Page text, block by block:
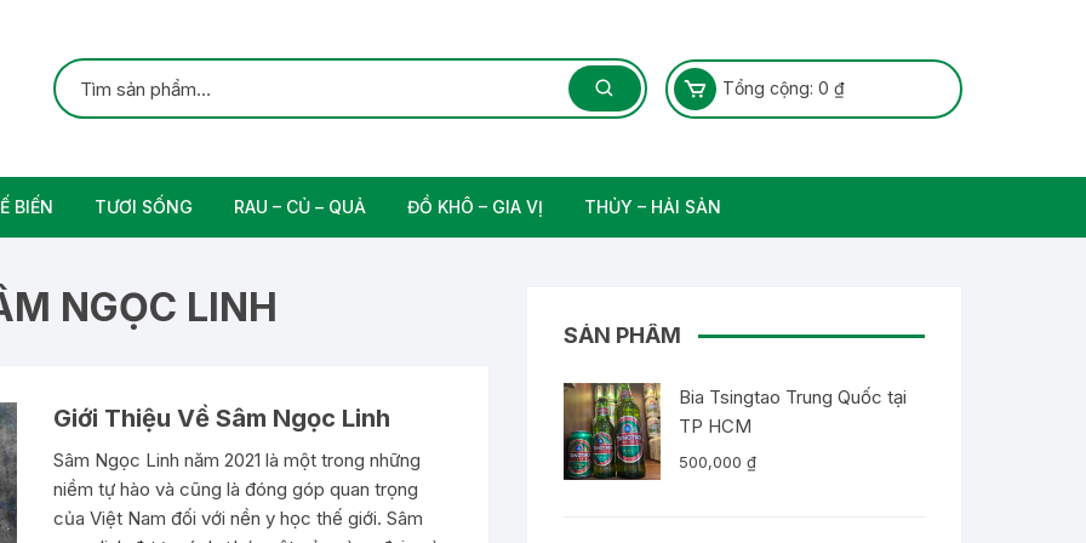
Tổng cộng: 0 ₫
BIẾN TƯƠI SỐNG
Thịt bò tươi sạch
RAU – CỦ – QUẢ ĐỒ KHÔ – GIA VỊ THỦY – HẢI SẢN
NGỌC LINH
Giới Thiệu Về Sâm Ngọc Linh
Sâm Ngọc Linh năm 2021 là một trong những
niềm tự hào và cũng là đóng góp quan trọng
của Việt Nam đối với nền y học thế giới. Sâm
SẢN PHẨM
Bia Tsingtao Trung Quốc tại
TP HCM
500,000 ₫